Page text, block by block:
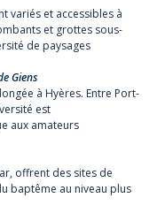
variés et accessibles à
et grottes sous-
de paysages
Giens
à Hyères. Entre Port-
est
aux amateurs
offrent des sites de
baptême au niveau plus